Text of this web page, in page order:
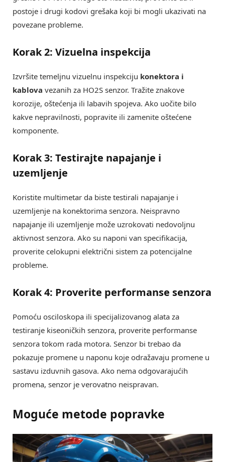
postoje i drugi kodovi grešaka koji bi mogli ukazivati na
povezane probleme.
Korak 2: Vizuelna inspekcija
Izvršite temeljnu vizuelnu inspekciju konektora i
kablova vezanih za HO2S senzor. Tražite znakove
korozije, oštećenja ili labavih spojeva. Ako uočite bilo
kakve nepravilnosti, popravite ili zamenite oštećene
komponente.
Korak 3: Testirajte napajanje i
uzemljenje
Koristite multimetar da biste testirali napajanje i
uzemljenje na konektorima senzora. Neispravno
napajanje ili uzemljenje može uzrokovati nedovoljnu
aktivnost senzora. Ako su naponi van specifikacija,
proverite celokupni električni sistem za potencijalne
probleme.
Korak 4: Proverite performanse senzora
Pomoću osciloskopa ili specijalizovanog alata za
testiranje kiseoničkih senzora, proverite performanse
senzora tokom rada motora. Senzor bi trebao da
pokazuje promene u naponu koje odražavaju promene u
sastavu izduvnih gasova. Ako nema odgovarajućih
promena, senzor je verovatno neispravan.
Moguće metode popravke